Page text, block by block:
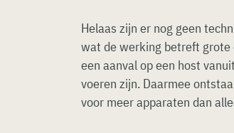
Helaas zijn er nog geen
wat de werking betreft grote
een aanval op een host
voeren zijn. Daarmee
voor meer apparaten dan